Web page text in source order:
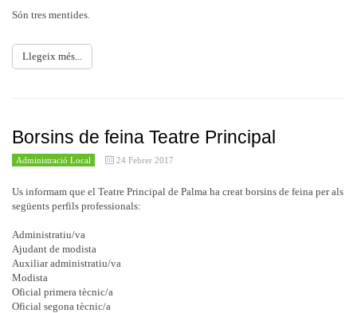
Són tres mentides.
Llegeix més...
Borsins de feina Teatre Principal
Administració Local 24 Febrer 2017
Us informam que el Teatre Principal de Palma ha creat borsins de feina per als
següents perfils professionals:
Administratiu/va
Ajudant de modista
Auxiliar administratiu/va
Modista
Oficial primera tècnic/a
Oficial segona tècnic/a